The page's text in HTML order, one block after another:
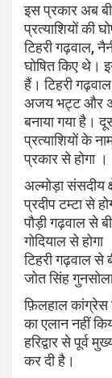
इस प्रकार अब
प्रत्याशियों की
टिहरी गढ़वाल,
घोषित किए थे।
हैं। टिहरी
अजय भट्ट और
बनाया गया है।
प्रत्याशियों के
प्रकार से होगा ।
अल्मोड़ा संसदीय
प्रदीप टम्टा से
पौड़ी गढ़वाल से
गोदियाल से होगा
टिहरी गढ़वाल से
जोत सिंह
फ़िलहाल कांग्रेस
का एलान नहीं
हरिद्वार से पूर्व
कर दी है।